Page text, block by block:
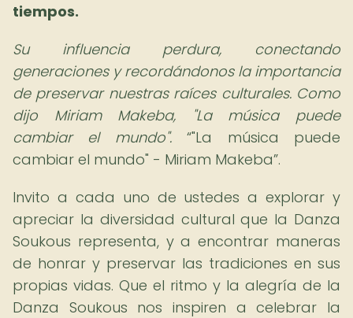
tiempos.
Su influencia perdura, conectando
generaciones y recordándonos la importancia
de preservar nuestras raíces culturales. Como
dijo Miriam Makeba, "La música puede
cambiar el mundo".
"La música puede
cambiar el mundo" - Miriam Makeba .
Invito a cada uno de ustedes a explorar y
apreciar la diversidad cultural que la Danza
Soukous representa, y a encontrar maneras
de honrar y preservar las tradiciones en sus
propias vidas. Que el ritmo y la alegría de la
Danza Soukous nos inspiren a celebrar la